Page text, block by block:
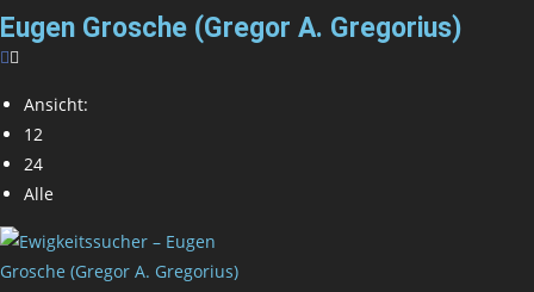
Eugen Grosche (Gregor A. Gregorius)
Ansicht:
12
24
Alle